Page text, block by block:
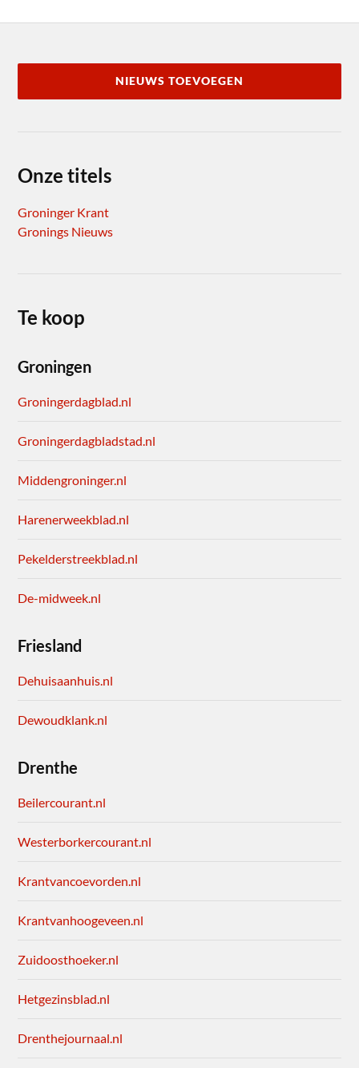
NIEUWS TOEVOEGEN
Onze titels
Groninger Krant
Gronings Nieuws
Te koop
Groningen
Groningerdagblad.nl
Groningerdagbladstad.nl
Middengroninger.nl
Harenerweekblad.nl
Pekelderstreekblad.nl
De-midweek.nl
Friesland
Dehuisaanhuis.nl
Dewoudklank.nl
Drenthe
Beilercourant.nl
Westerborkercourant.nl
Krantvancoevorden.nl
Krantvanhoogeveen.nl
Zuidoosthoeker.nl
Hetgezinsblad.nl
Drenthejournaal.nl